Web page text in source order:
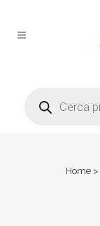
search
Home>